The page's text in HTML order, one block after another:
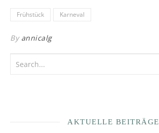
Frühstück Karneval
By annicalg
AKTUELLE BEITRÄGE